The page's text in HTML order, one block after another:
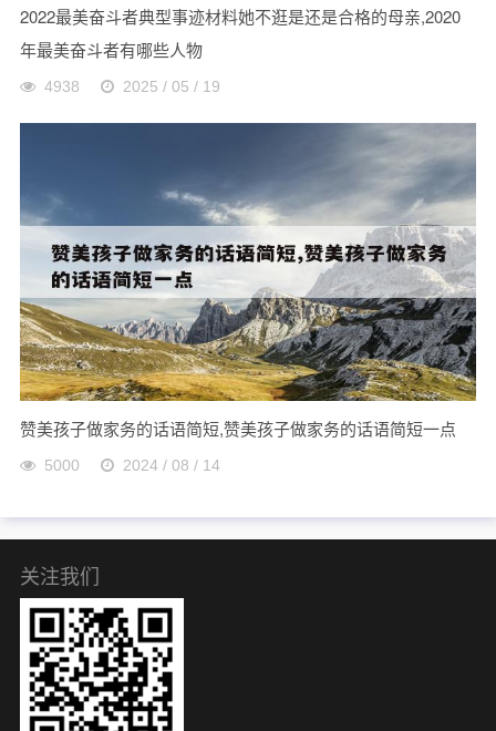
2022最美奋斗者典型事迹材料她不逛是还是合格的母亲,2020
年最美奋斗者有哪些人物
4938 2025 / 05 / 19
赞美孩子做家务的话语简短,赞美孩子做家务的话语简短一点
5000 2024 / 08 / 14
关注我们